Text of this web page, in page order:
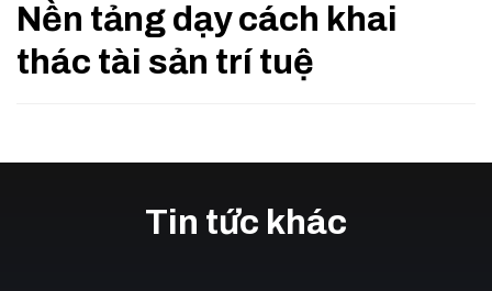
Nền tảng dạy cách khai
thác tài sản trí tuệ
Tin tức khác